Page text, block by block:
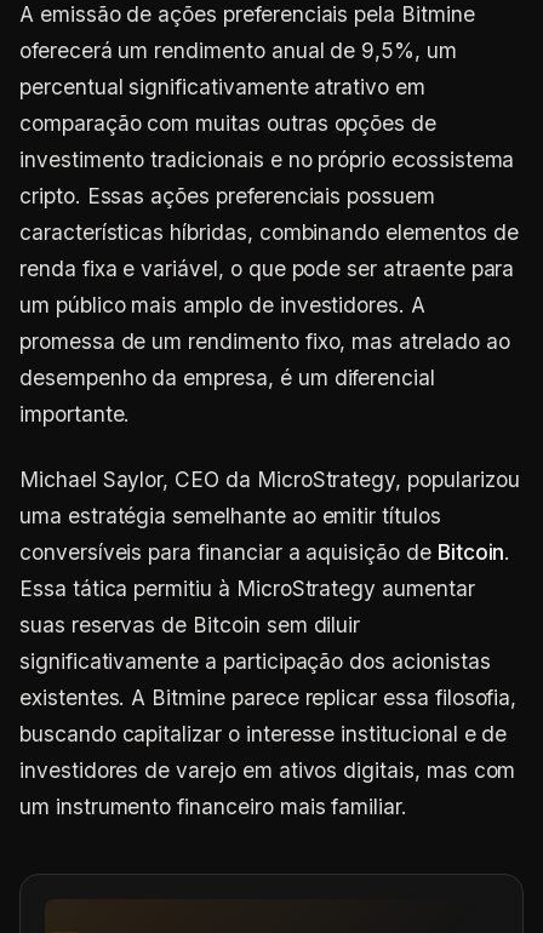
A emissão de ações preferenciais pela Bitmine
oferecerá um rendimento anual de 9,5%, um
percentual significativamente atrativo em
comparação com muitas outras opções de
investimento tradicionais e no próprio ecossistema
cripto. Essas ações preferenciais possuem
características híbridas, combinando elementos de
renda fixa e variável, o que pode ser atraente para
um público mais amplo de investidores. A
promessa de um rendimento fixo, mas atrelado ao
desempenho da empresa, é um diferencial
importante.
Michael Saylor, CEO da MicroStrategy, popularizou
uma estratégia semelhante ao emitir títulos
conversíveis para financiar a aquisição de Bitcoin.
Essa tática permitiu à MicroStrategy aumentar
suas reservas de Bitcoin sem diluir
significativamente a participação dos acionistas
existentes. A Bitmine parece replicar essa filosofia,
buscando capitalizar o interesse institucional e de
investidores de varejo em ativos digitais, mas com
um instrumento financeiro mais familiar.